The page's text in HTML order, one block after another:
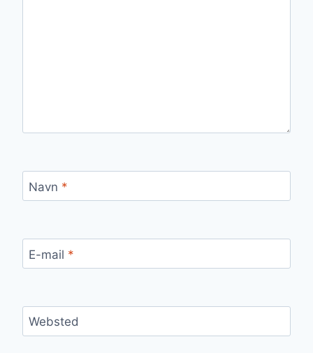
Navn *
E-mail *
Websted